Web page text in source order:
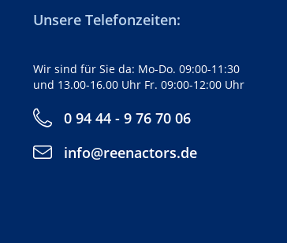
Unsere Telefonzeiten:
Wir sind für Sie da: Mo-Do. 09:00-11:30
und 13.00-16.00 Uhr Fr. 09:00-12:00 Uhr
0 94 44 - 9 76 70 06
info@reenactors.de